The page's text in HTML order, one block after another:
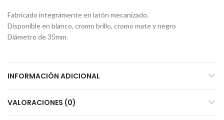
Fabricado integramente en latón mecanizado.
Disponible en blanco, cromo brillo, cromo mate y negro
Diámetro de 35mm.
INFORMACIÓN ADICIONAL
VALORACIONES (0)